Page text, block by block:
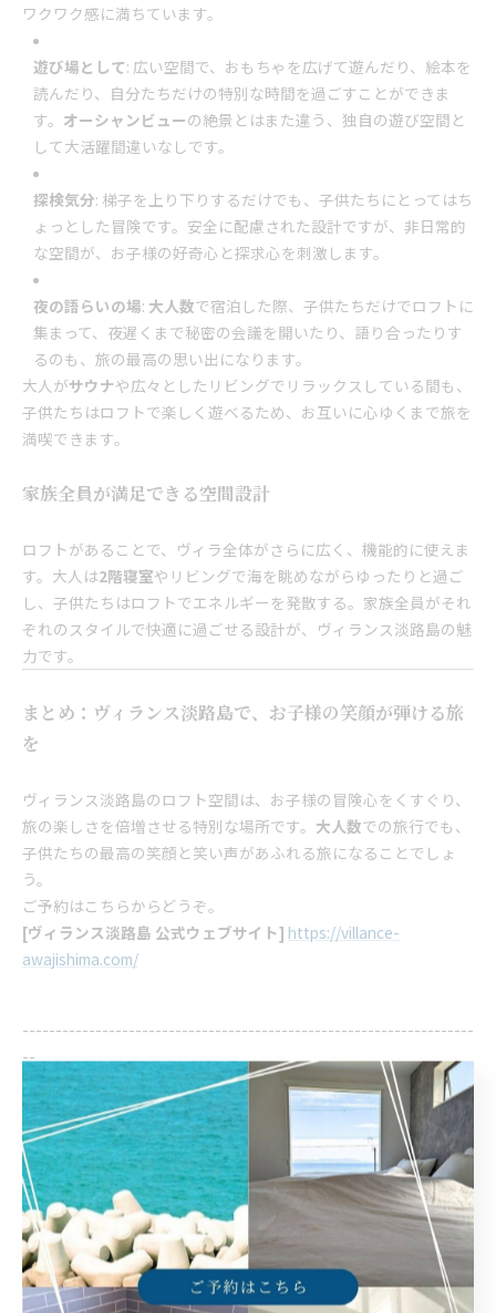
ワクワク感に満ちています。
遊び場として: 広い空間で、おもちゃを広げて遊んだり、絵本を
読んだり、自分たちだけの特別な時間を過ごすことができま
す。 オーシャンビューの絶景とはまた違う、独自の遊び空間と
して大活躍間違いなしです。
探検気分: 梯子を上り下りするだけでも、子供たちにとってはち
ょっとした冒険です。安全に配慮された設計ですが、非日常的
な空間が、お子様の好奇心と探求心を刺激します。
夜の語らいの場: 大人数で宿泊した際、子供たちだけでロフトに
集まって、夜遅くまで秘密の会議を開いたり、語り合ったりす
るのも、旅の最高の思い出になります。
大人がサウナや広々としたリビングでリラックスしている間も、
子供たちはロフトで楽しく遊べるため、お互いに心ゆくまで旅を
満喫できます。
家族全員が満足できる空間設計
ロフトがあることで、ヴィラ全体がさらに広く、機能的に使えま
す。大人は2階寝室やリビングで海を眺めながらゆったりと過ご
し、子供たちはロフトでエネルギーを発散する。家族全員がそれ
ぞれのスタイルで快適に過ごせる設計が、ヴィランス淡路島の魅
力です。
まとめ：ヴィランス淡路島で、お子様の笑顔が弾ける旅
を
ヴィランス淡路島のロフト空間は、お子様の冒険心をくすぐり、
旅の楽しさを倍増させる特別な場所です。 大人数での旅行でも、
子供たちの最高の笑顔と笑い声があふれる旅になることでしょ
う。
ご予約はこちらからどうぞ。
[ヴィランス淡路島 公式ウェブサイト] https://villance-
awajishima.com/
--------------------------------------------------------------------
--
ヴィランス淡路島
住所 :兵庫県洲本市由良町由良7-1
電話番号 :
​090-5764-1776
大人数で淡路島に宿泊できる場所
淡路島で落ち着きやすい一棟貸し
淡路島でプライベートのひととき